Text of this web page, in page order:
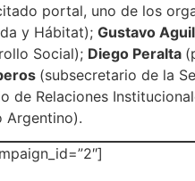
portal, uno de los
y Hábitat); Gustavo
Social); Diego Peralta
(subsecretario de la
de Relaciones
Argentino).